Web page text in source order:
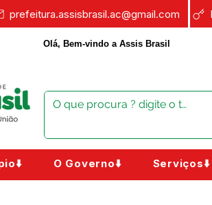
prefeitura.assisbrasil.ac@gmail.com
Olá, Bem-vindo a Assis Brasil
O Governo⬇️ Serviços⬇️